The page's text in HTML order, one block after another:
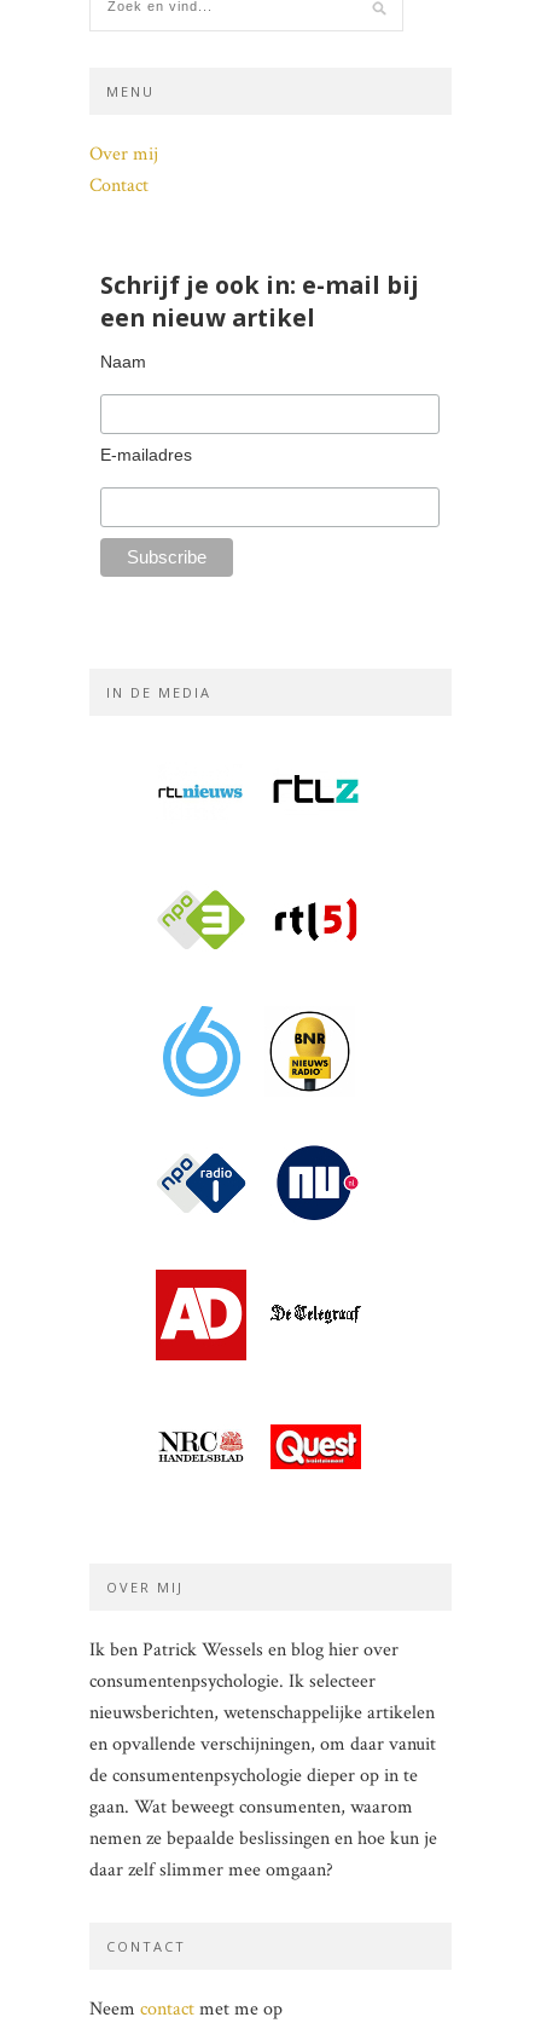
MENU
Over mij
Contact
Schrijf je ook in: e-mail bij
een nieuw artikel
Naam
E-mailadres
IN DE MEDIA
OVER MIJ
Ik ben Patrick Wessels en blog hier over
consumentenpsychologie. Ik selecteer
nieuwsberichten, wetenschappelijke artikelen
en opvallende verschijningen, om daar vanuit
de consumentenpsychologie dieper op in te
gaan. Wat beweegt consumenten, waarom
nemen ze bepaalde beslissingen en hoe kun je
daar zelf slimmer mee omgaan?
CONTACT
Neem contactmet me op